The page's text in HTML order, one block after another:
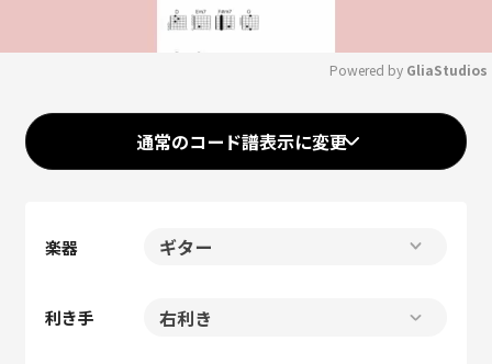
Mute
Powered by GliaStudios
通常のコード譜表示に変更
楽器
利き手